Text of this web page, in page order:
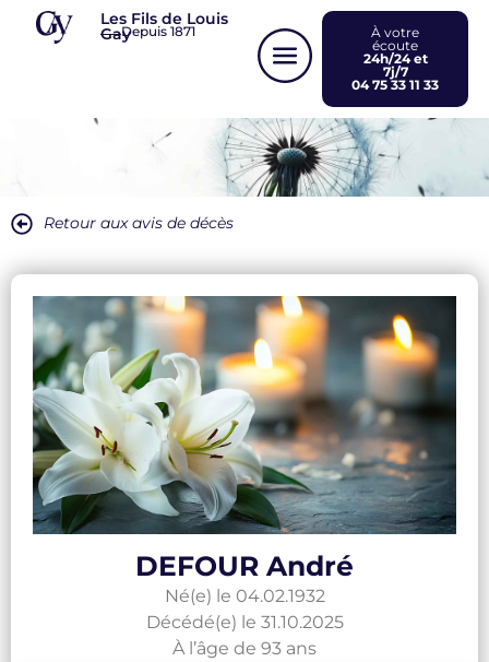
Panneau de gestion des cookies
Les Fils de Louis
GayDepuis 1871
À votre
écoute
24h/24 et
7j/7
04 75 33 11 33
Retour aux avis de décès
DEFOUR André
Né(e) le 04.02.1932
Décédé(e) le 31.10.2025
À l’âge de 93 ans